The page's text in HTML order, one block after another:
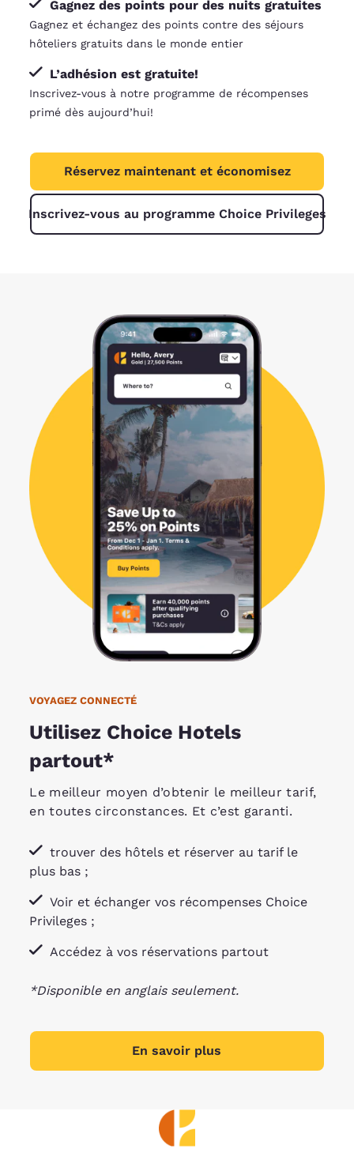
Gagnez des points pour des nuits gratuites
Gagnez et échangez des points contre des séjours
hôteliers gratuits dans le monde entier
L’adhésion est gratuite!
Inscrivez-vous à notre programme de récompenses
primé dès aujourd’hui!
Réservez maintenant et économisez
Inscrivez-vous au programme Choice Privileges
VOYAGEZ CONNECTÉ
Utilisez Choice Hotels
partout*
Le meilleur moyen d’obtenir le meilleur tarif,
en toutes circonstances. Et c’est garanti.
trouver des hôtels et réserver au tarif le
plus bas ;
Voir et échanger vos récompenses Choice
Privileges ;
Accédez à vos réservations partout
*Disponible en anglais seulement.
En savoir plus